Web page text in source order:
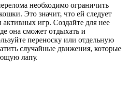
необходимо ограничить
Это значит, что ей следует
активных игр. Создайте для нее
она сможет отдыхать и
переноску или отдельную
случайные движения, которые
лапу.